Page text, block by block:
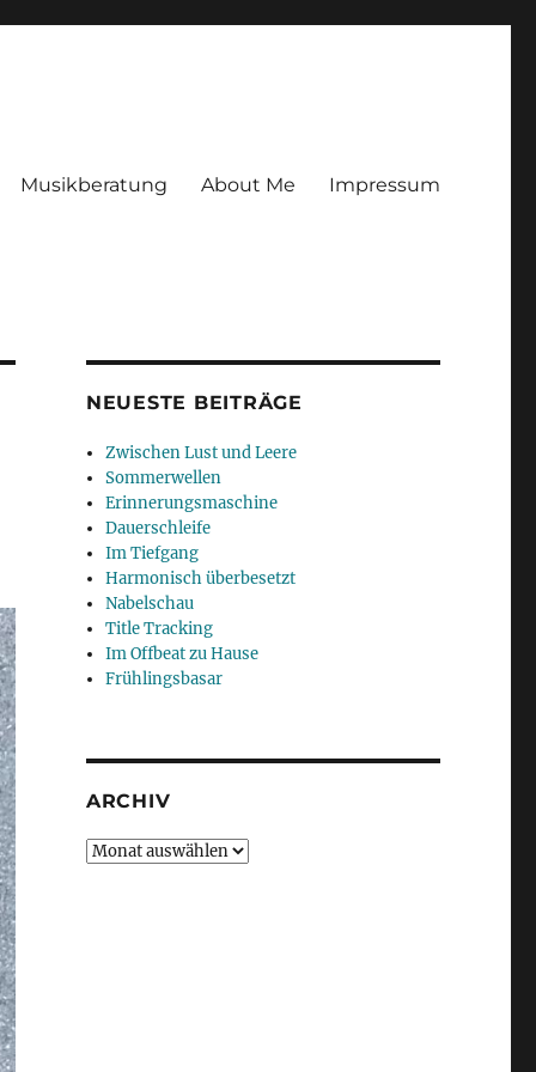
Musikberatung About Me Impressum
NEUESTE BEITRÄGE
Zwischen Lust und Leere
Sommerwellen
Erinnerungsmaschine
Dauerschleife
Im Tiefgang
Harmonisch überbesetzt
Nabelschau
Title Tracking
Im Offbeat zu Hause
Frühlingsbasar
ARCHIV
Archiv